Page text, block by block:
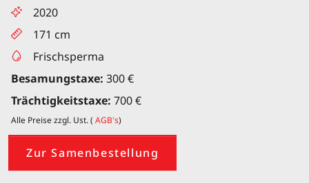
2020
171 cm
Frischsperma
Besamungstaxe: 300 €
Trächtigkeitstaxe: 700 €
Alle Preise zzgl. Ust. ( AGB's)
Zur Samenbestellung